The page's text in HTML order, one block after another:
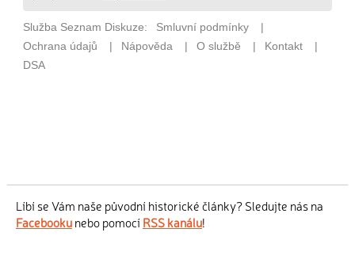
Líbí se Vám naše původní historické články? Sledujte nás na
Facebookunebo pomocí RSS kanálu!